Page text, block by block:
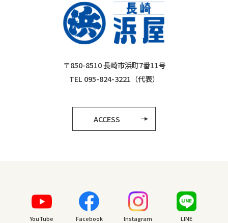
〒850-8510 長崎市浜町7番11号
TEL 095-824-3221（代表）
ACCESS
YouTube Facebook Instagram LINE